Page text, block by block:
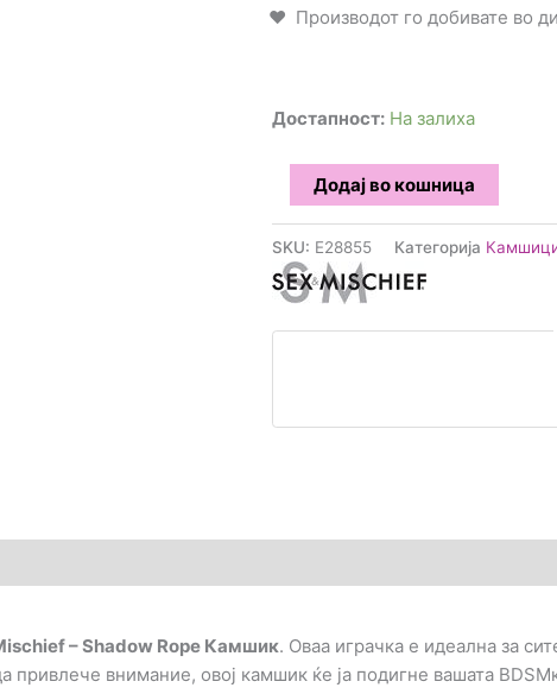
Производот го добивате во
Достапност: На залиха
Shadow
Додај во кошница
SKU: E28855 Категорија
– Shadow Rope Камшик. Оваа играчка е идеална за
привлече внимание, овој камшик ќе ја подигне вашата